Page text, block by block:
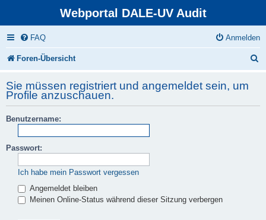
Webportal DALE-UV Audit
FAQ Anmelden
Foren-Übersicht
Sie müssen registriert und angemeldet sein, um
Profile anzuschauen.
Benutzername:
Passwort:
Ich habe mein Passwort vergessen
Angemeldet bleiben
Meinen Online-Status während dieser Sitzung verbergen